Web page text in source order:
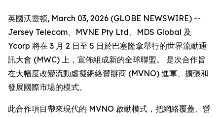
英國沃靈頓, March 03, 2026 (GLOBE NEWSWIRE) --
Jersey Telecom、MVNE Pty Ltd、MDS Global 及
Ycorp 將在 3 月 2 日至 5 日於巴塞隆拿舉行的世界流動通
訊大會 (MWC) 上，宣佈組成新的全球聯盟。 是次合作旨
在大幅度改變流動虛擬網絡營辦商 (MVNO) 進軍、擴張和
發展國際市場的模式。
此合作項目帶來現代的 MVNO 啟動模式，把網絡覆蓋、營